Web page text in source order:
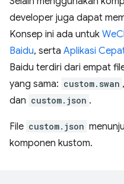
developer juga dapat
Konsep ini ada untuk
Baidu, serta Aplikasi
Baidu terdiri dari empat
yang sama: custom.swan ,
dan custom.json .
File custom.json
komponen kustom.